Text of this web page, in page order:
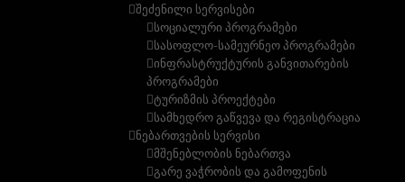
შეძენილი სერვისები
სოციალური პროგრამები
სასოფლო-სამეურნეო პროგრამები
ინფრასტრუქტურის განვითარების
პროგრამები
ტურიზმის პროექტები
სამხედრო გაწვევა და რეგისტრაცია
ნებართვების სერვისი
მშენებლობის ნებართვა
გარე ვაჭრობის და გამოფენის